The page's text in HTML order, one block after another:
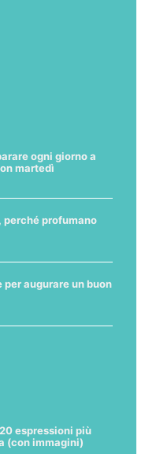
ogni giorno a
martedì
profumano
augurare un buon
espressioni più
(con immagini)